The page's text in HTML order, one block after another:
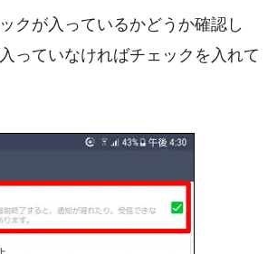
クが入っているかどうか確認し
っていなければチェックを入れて